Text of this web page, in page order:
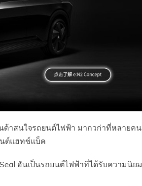
ด้าสนใจรถยนต์ไฟฟ้า มากวก่าที่หลายคน
นต์แฮทช์แบ็ค
อันเป็นรถยนต์ไฟฟ้าที่ได้รับความนิยม